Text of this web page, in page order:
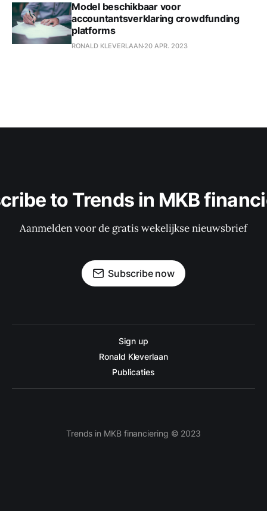
Model beschikbaar voor
accountantsverklaring crowdfunding
platforms
RONALD KLEVERLAAN 20 APR. 2023
to Trends in MKB
Aanmelden voor de gratis wekelijkse nieuwsbrief
Subscribe now
Sign up
Ronald Kleverlaan
Publicaties
Trends in MKB financiering © 2023